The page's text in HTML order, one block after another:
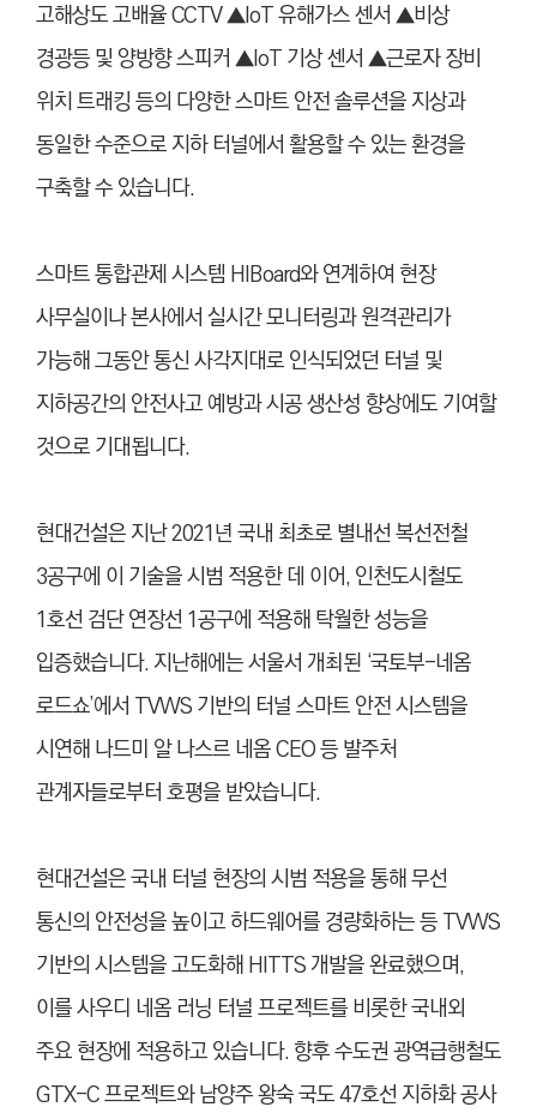
고해상도 고배율 CCTV ▲IoT 유해가스 센서 ▲비상
경광등 및 양방향 스피커 ▲IoT 기상 센서 ▲근로자 장비
위치 트래킹 등의 다양한 스마트 안전 솔루션을 지상과
동일한 수준으로 지하 터널에서 활용할 수 있는 환경을
구축할 수 있습니다.
스마트 통합관제 시스템 HIBoard와 연계하여 현장
사무실이나 본사에서 실시간 모니터링과 원격관리가
가능해 그동안 통신 사각지대로 인식되었던 터널 및
지하공간의 안전사고 예방과 시공 생산성 향상에도 기여할
것으로 기대됩니다.
현대건설은 지난 2021년 국내 최초로 별내선 복선전철
3공구에 이 기술을 시범 적용한 데 이어, 인천도시철도
1호선 검단 연장선 1공구에 적용해 탁월한 성능을
입증했습니다. 지난해에는 서울서 개최된 ‘국토부-네옴
로드쇼’에서 TVWS 기반의 터널 스마트 안전 시스템을
시연해 나드미 알 나스르 네옴 CEO 등 발주처
관계자들로부터 호평을 받았습니다.
현대건설은 국내 터널 현장의 시범 적용을 통해 무선
통신의 안전성을 높이고 하드웨어를 경량화하는 등 TVWS
기반의 시스템을 고도화해 HITTS 개발을 완료했으며,
이를 사우디 네옴 러닝 터널 프로젝트를 비롯한 국내외
주요 현장에 적용하고 있습니다. 향후 수도권 광역급행철도
GTX-C 프로젝트와 남양주 왕숙 국도 47호선 지하화 공사